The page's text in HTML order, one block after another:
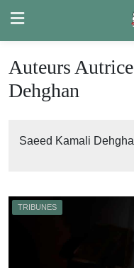
content
Auteurs
Dehghan
Saeed Kamali
TRIBUNES